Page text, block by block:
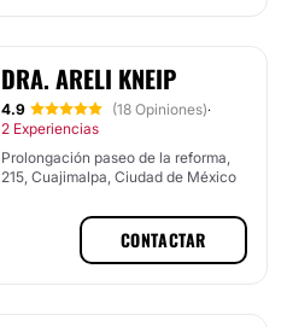
DRA. ARELI KNEIP
4.9 (18 Opiniones)·
2 Experiencias
Prolongación paseo de la reforma,
215, Cuajimalpa, Ciudad de México
CONTACTAR